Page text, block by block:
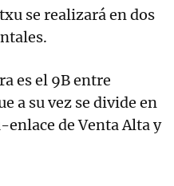
se realizará en dos
es el 9B entre
a su vez se divide en
de Venta Alta y